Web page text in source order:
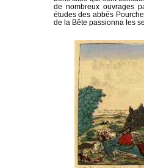
de nombreux ouvrages
études des abbés
de la Bête passionna les